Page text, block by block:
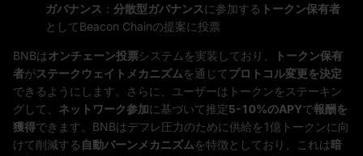
ガバナンス ： 分散型ガバナンスに参加する トークン保有者
としてBeacon Chainの提案に投票
BNBはオンチェーン投票システムを実装しており、
トークン保有
者がステークウェイトメカニズムを通じてプロトコル変更を決定
できるようにします。さらに、ユーザーはトークンをステーキン
グして、 ネットワーク参加に基づいて推定5-10%のAPYで報酬を
獲得できます。BNBはデフレ圧力のために供給を1億トークンに向
けて削減する 自動バーンメカニズムを特徴としており、これは暗